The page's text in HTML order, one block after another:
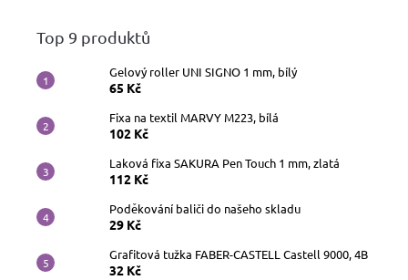
Top 9 produktů
Gelový roller UNI SIGNO 1 mm, bílý
65 Kč
Fixa na textil MARVY M223, bílá
102 Kč
Laková fixa SAKURA Pen Touch 1 mm, zlatá
112 Kč
Poděkování baliči do našeho skladu
29 Kč
Grafitová tužka FABER-CASTELL Castell 9000, 4B
32 Kč